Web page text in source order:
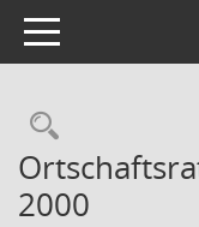
Toggle navigation
2000